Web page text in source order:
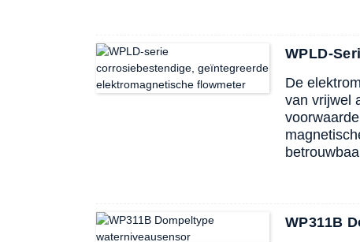
WPLD-
De
van vrijwel
WP311B